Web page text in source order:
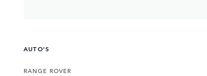
AUTO'S
RANGE ROVER